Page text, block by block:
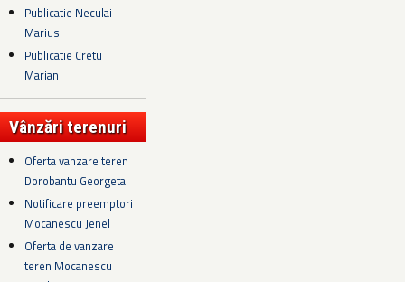
Publicatie Neculai
Marius
Publicatie Cretu
Marian
Vânzări terenuri
Oferta vanzare teren
Dorobantu Georgeta
Notificare preemptori
Mocanescu Jenel
Oferta de vanzare
teren Mocanescu